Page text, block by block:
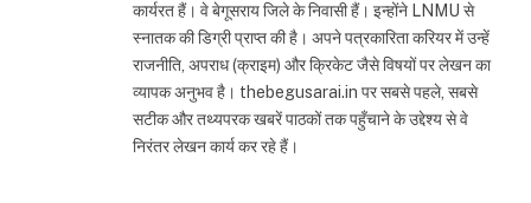
कार्यरत हैं। वे बेगूसराय जिले के निवासी हैं। इन्होंने LNMU से
स्नातक की डिग्री प्राप्त की है। अपने पत्रकारिता करियर में उन्हें
राजनीति, अपराध (क्राइम) और क्रिकेट जैसे विषयों पर लेखन का
व्यापक अनुभव है। thebegusarai.in पर सबसे पहले, सबसे
सटीक और तथ्यपरक खबरें पाठकों तक पहुँचाने के उद्देश्य से वे
निरंतर लेखन कार्य कर रहे हैं।